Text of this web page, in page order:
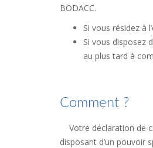
BODACC.
Si vous résidez à
Si vous disposez
au plus tard à
Comment ?
Votre déclaration de
disposant d’un pouvoir